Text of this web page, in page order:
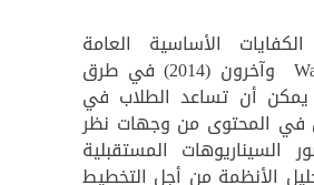
الأساسية العامة
بواسطة Warren وآخرون (2014) في طرق
يمكن أن تساعد الطلاب في
في المحتوى من وجهات نظر
السيناريوهات المستقبلية
الأنظمة من أجل التخطيط